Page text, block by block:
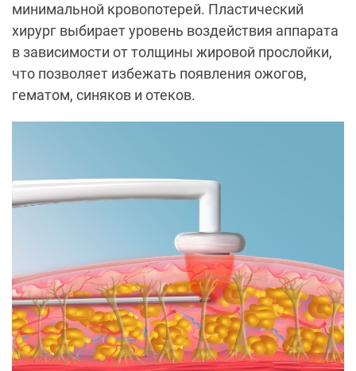
минимальной кровопотерей. Пластический
хирург выбирает уровень воздействия аппарата
в зависимости от толщины жировой прослойки,
что позволяет избежать появления ожогов,
гематом, синяков и отеков.